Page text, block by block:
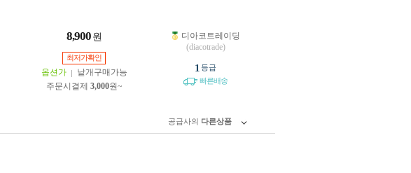
8,900 원
최저가확인
옵션가
낱개구매가능
주문시결제 3,000원~
디아코트레이딩
(diacotrade)
1 등급
빠른배송
공급사의 다른상품